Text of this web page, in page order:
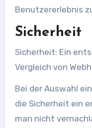
Benutzererlebnis
Sicherheit
Sicherheit: Ein
Vergleich von
Bei der Auswahl
die Sicherheit ein
man nicht